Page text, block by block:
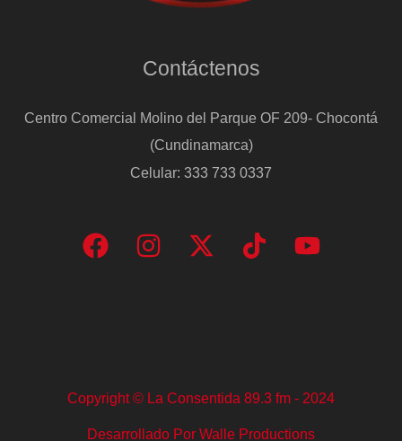
Contáctenos
Centro Comercial Molino del Parque OF 209- Chocontá
(Cundinamarca)
Celular: 333 733 0337
Copyright © La Consentida 89.3 fm - 2024
Desarrollado Por Walle Productions